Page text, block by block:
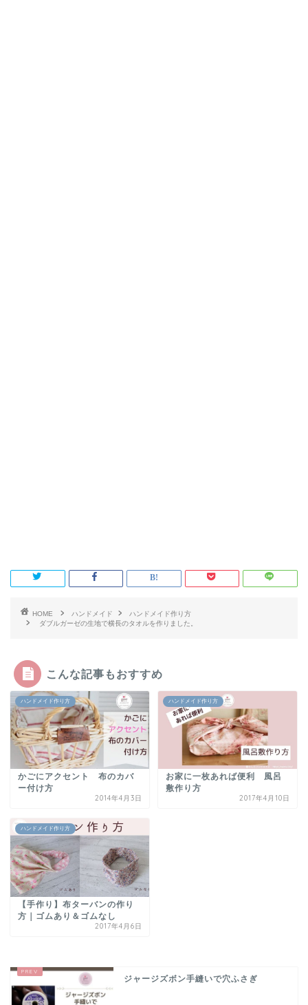
HOME ハンドメイド
ハンドメイド作り方
ダブルガーゼの生地で横長のタオルを作りました。
こんな記事もおすすめ
ハンドメイド作り方
かごにアクセント 布のカバ
ー付け方
2014年4月3日
ハンドメイド作り方
お家に一枚あれば便利 風呂
敷作り方
2017年4月10日
ハンドメイド作り方
【手作り】布ターバンの作り
方｜ゴムあり＆ゴムなし
2017年4月6日
ジャージズボン手縫いで穴ふさぎ